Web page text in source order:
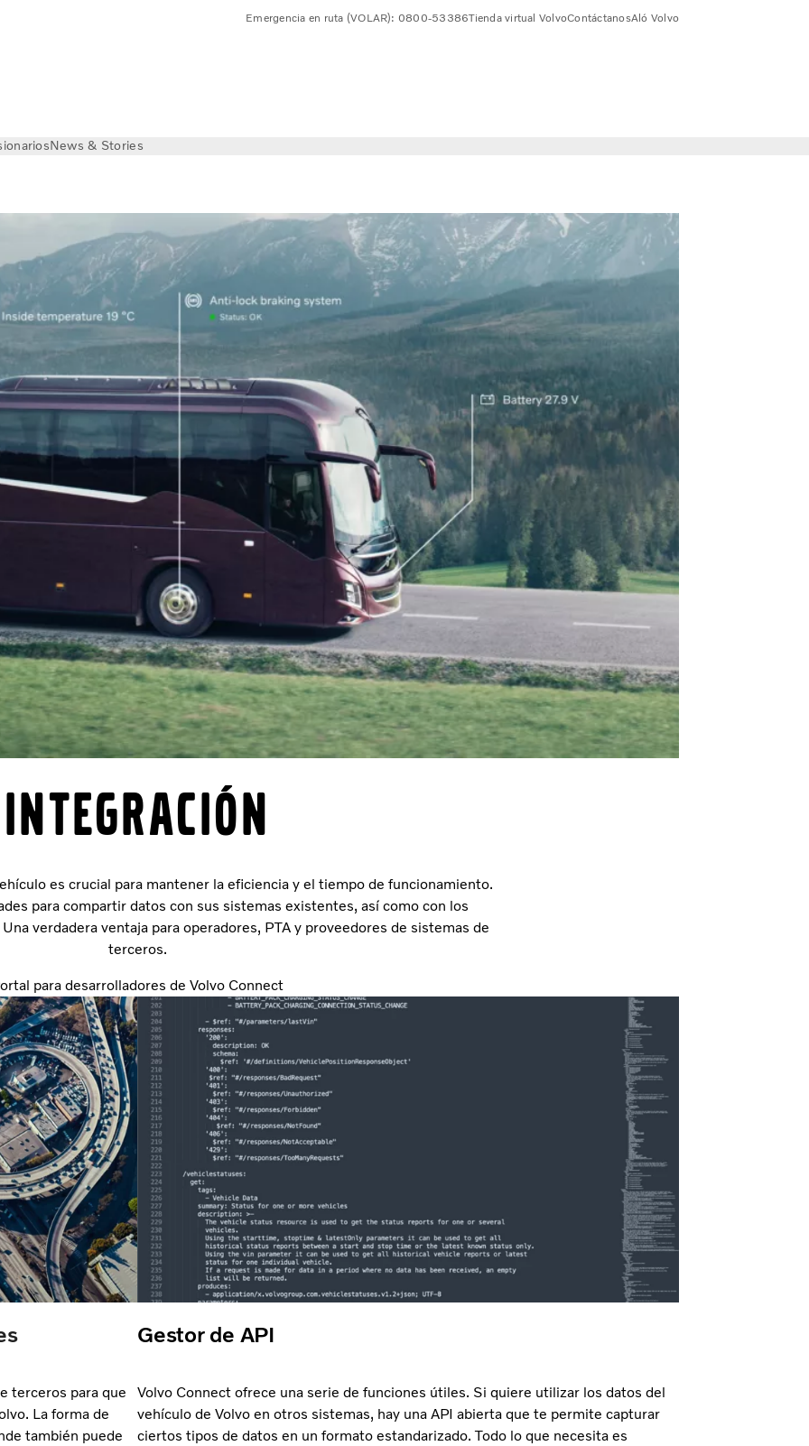
Emergencia en ruta (VOLAR): 0800-53386Tienda virtual VolvoContáctanosAló Volvo
News & Stories
Integración
es crucial para mantener la eficiencia y el tiempo de funcionamiento.
para compartir datos con sus sistemas existentes, así como con los
verdadera ventaja para operadores, PTA y proveedores de sistemas de
terceros.
para desarrolladores de Volvo Connect
terceros para que
La forma de
también puede
Gestor de API
Volvo Connect ofrece una serie de funciones útiles. Si quiere utilizar los datos del
vehículo de Volvo en otros sistemas, hay una API abierta que te permite capturar
ciertos tipos de datos en un formato estandarizado. Todo lo que necesita es